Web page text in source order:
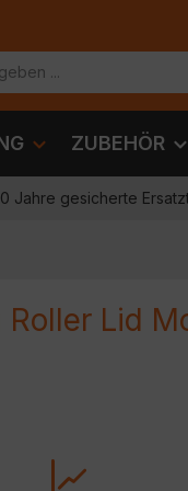
ZUBEHÖR
Jahre gesicherte
Lid
Luftverwirbelungen